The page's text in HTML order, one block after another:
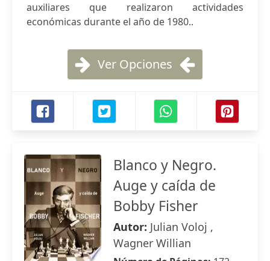
auxiliares que realizaron actividades
económicas durante el año de 1980..
Ver Opciones
Blanco y Negro.
Auge y caída de
Bobby Fisher
Autor: Julian Voloj ,
Wagner Willian